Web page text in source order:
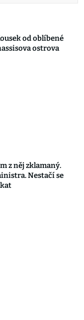
od oblíbené
ostrova
z něj zklamaný.
Nestačí se